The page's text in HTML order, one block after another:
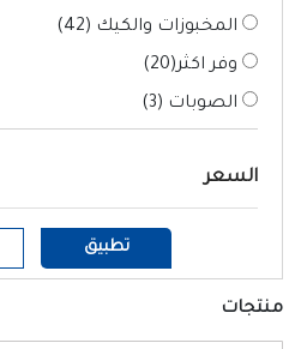
المخبوزات والكيك (42
)
وفر اكثر(20
)
الصوبات (3
)
السعر
تطبيق
منتجات